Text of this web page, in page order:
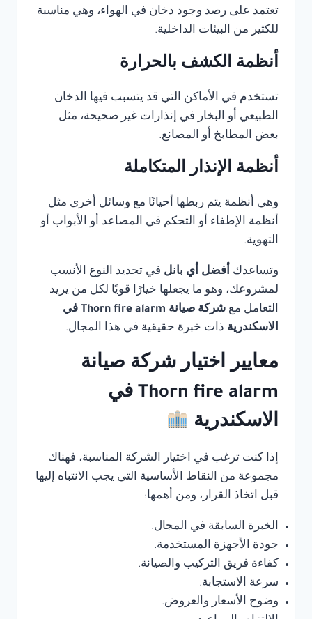
تعتمد على رصد وجود دخان في الهواء، وهي مناسبة
للكثير من البيئات الداخلية.
أنظمة الكشف بالحرارة
تستخدم في الأماكن التي قد يتسبب فيها الدخان
الطبيعي أو البخار في إنذارات غير صحيحة، مثل
بعض المطابخ أو المصانع.
أنظمة الإنذار المتكاملة
وهي أنظمة يتم ربطها أحيانًا مع وسائل أخرى مثل
أنظمة الإطفاء أو التحكم في المصاعد أو الأبواب أو
التهوية.
وتساعدك أفضل أي بانل في تحديد النوع الأنسب
لمشروعك، وهو ما يجعلها خيارًا قويًا لكل من يريد
التعامل مع
شركة صيانة Thorn fire alarm في
الاسكندرية ذات خبرة حقيقية في هذا المجال.
معايير اختيار شركة صيانة
Thorn fire alarm في
الاسكندرية
إذا كنت ترغب في اختيار الشركة المناسبة، فهناك
مجموعة من النقاط الأساسية التي يجب الانتباه إليها
قبل اتخاذ القرار، ومن أهمها:
الخبرة السابقة في المجال.
جودة الأجهزة المستخدمة.
كفاءة فريق التركيب والصيانة.
سرعة الاستجابة.
وضوح الأسعار والعروض.